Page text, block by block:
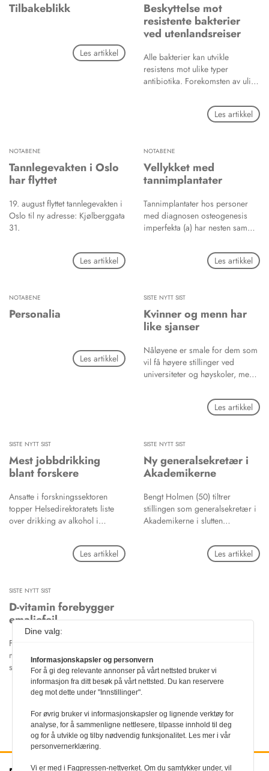
Tilbakeblikk
Les artikkel
Beskyttelse mot
resistente bakterier
ved utenlandsreiser
Alle bakterier kan utvikle
resistens mot ulike typer
antibiotika. Forekomsten av ulike
mellom land og områder i
verden. De siste årene har det
forårsaker infeksjoner hos
personer behandlet i sykehus
eller andre helseinstitusjoner,
skriver Folkehelseinstituttet 4.
juni i år, og fortsetter:
Les artikkel
NOTABENE
Tannlegevakten i Oslo
har flyttet
19. august flyttet tannlegevakten i
Oslo til ny adresse: Kjølberggata
31.
Les artikkel
NOTABENE
Vellykket med
tannimplantater
Tannimplantater hos personer
med diagnosen osteogenesis
imperfekta (a) har nesten samme
Les artikkel
NOTABENE
Personalia
Les artikkel
SISTE NYTT SIST
Kvinner og menn har
like sjanser
Nåløyene er smale for dem som
vil få høyere stillinger ved
universiteter og høyskoler, men
hvem som kommer seg
gjennom, viser ny rapport,
Les artikkel
SISTE NYTT SIST
Mest jobbdrikking
blant forskere
Ansatte i forskningssektoren
topper Helsedirektoratets liste
over drikking av alkohol i
Les artikkel
SISTE NYTT SIST
Ny generalsekretær i
Akademikerne
Bengt Holmen (50) tiltrer
stillingen som generalsekretær i
Akademikerne i slutten
Les artikkel
SISTE NYTT SIST
D-vitamin forebygger
emaljefeil
Forskere oppfordrer
myndigheter til å gå gjennom
sine anbefalinger til gravide,
etter en studie som viser at høy
dose D-vitamin forebygger
forskning.no.
Dine valg:
Informasjonskapsler og personvern
For å gi deg relevante annonser på vårt nettsted bruker vi
informasjon fra ditt besøk på vårt nettsted. Du kan reservere
deg mot dette under "Innstillinger".
For øvrig bruker vi informasjonskapsler og lignende verktøy for
analyse, for å sammenligne nettlesere, tilpasse innhold til deg
og for å utvikle og tilby nødvendig funksjonalitet. Les mer i vår
personvernerklæring.
Vi er med i Fagpressen-nettverket. Om du samtykker under, vil